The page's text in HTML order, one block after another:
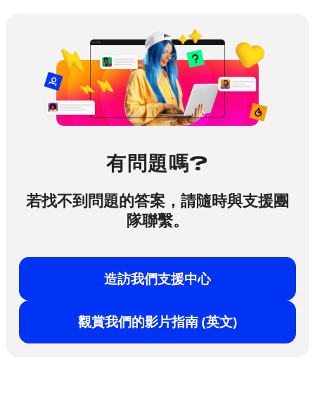
有問題嗎?
若找不到問題的答案，請隨時與支援團
隊聯繫。
造訪我們支援中心
觀賞我們的影片指南 (英文)